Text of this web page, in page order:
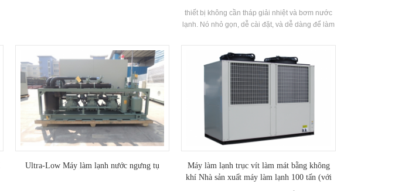
thiết bị không cần tháp giải nhiệt và bơm nước
lạnh. Nó nhỏ gọn, dễ cài đặt, và dễ dàng để làm
dành riêng cho làm lạnh / làm lạnh cỡ nhỏ đến
trung bình.
Ultra-Low Máy làm lạnh nước ngưng tụ
Máy làm lạnh trục vít làm mát bằng không
khí Nhà sản xuất máy làm lạnh 100 tấn (với